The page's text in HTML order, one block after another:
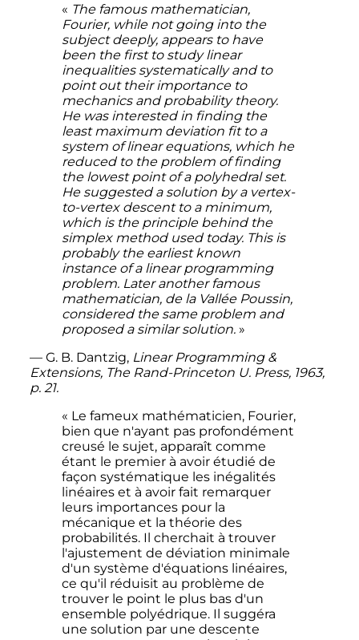
« The famous mathematician,
Fourier, while not going into the
subject deeply, appears to have
been the first to study linear
inequalities systematically and to
point out their importance to
mechanics and probability theory.
He was interested in finding the
least maximum deviation fit to a
system of linear equations, which he
reduced to the problem of finding
the lowest point of a polyhedral set.
He suggested a solution by a vertex-
to-vertex descent to a minimum,
which is the principle behind the
simplex method used today. This is
probably the earliest known
instance of a linear programming
problem. Later another famous
mathematician, de la Vallée Poussin,
considered the same problem and
proposed a similar solution.»
—G. B. Dantzig, Linear Programming &
Extensions, The Rand-Princeton U. Press, 1963,
p.21.
« Le fameux mathématicien, Fourier,
bien que n'ayant pas profondément
creusé le sujet, apparaît comme
étant le premier à avoir étudié de
façon systématique les inégalités
linéaires et à avoir fait remarquer
leurs importances pour la
mécanique et la théorie des
probabilités. Il cherchait à trouver
l'ajustement de déviation minimale
d'un système d'équations linéaires,
ce qu'il réduisit au problème de
trouver le point le plus bas d'un
ensemble polyédrique. Il suggéra
une solution par une descente